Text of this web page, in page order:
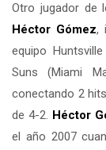
Otro jugador de
Héctor Gómez,
equipo
Suns (Miami
conectando 2
de 4-2. Héctor
el año 2007